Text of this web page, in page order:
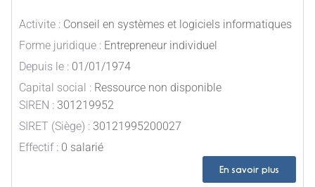
Activite : Conseil en systèmes et logiciels informatiques
Forme juridique : Entrepreneur individuel
Depuis le : 01/01/1974
Capital social : Ressource non disponible
SIREN : 301219952
SIRET (Siège) : 30121995200027
Effectif : 0 salarié
En savoir plus